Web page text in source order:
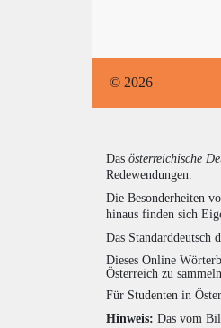
© 2026
Das österreichische
Redewendungen.
Die Besonderheiten
hinaus finden sich
Das Standarddeutsch
Dieses Online
Österreich zu sammeln.
Für Studenten in
Hinweis: Das vom